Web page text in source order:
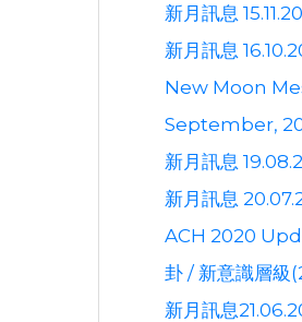
新月訊息
新月訊息
New Moon
September,
新月訊息
新月訊息
ACH 2020
卦 / 新意識層級
新月訊息